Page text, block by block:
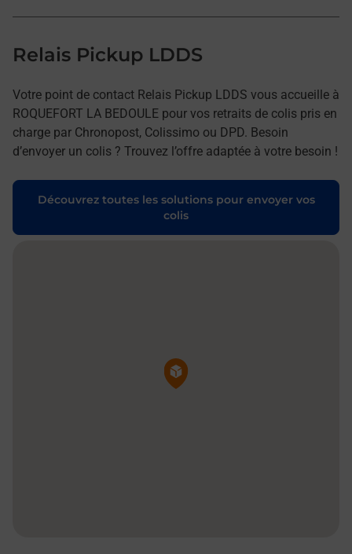
Relais Pickup LDDS
Votre point de contact Relais Pickup LDDS vous accueille à
ROQUEFORT LA BEDOULE pour vos retraits de colis pris en
charge par Chronopost, Colissimo ou DPD. Besoin
d’envoyer un colis ? Trouvez l’offre adaptée à votre besoin !
Découvrez toutes les solutions pour envoyer vos
colis
Pin de la carte